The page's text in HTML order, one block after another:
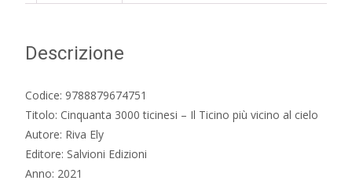
al
quantità
Descrizione
Codice: 9788879674751
Titolo: Cinquanta 3000 ticinesi – Il Ticino più vicino al cielo
Autore: Riva Ely
Editore: Salvioni Edizioni
Anno: 2021